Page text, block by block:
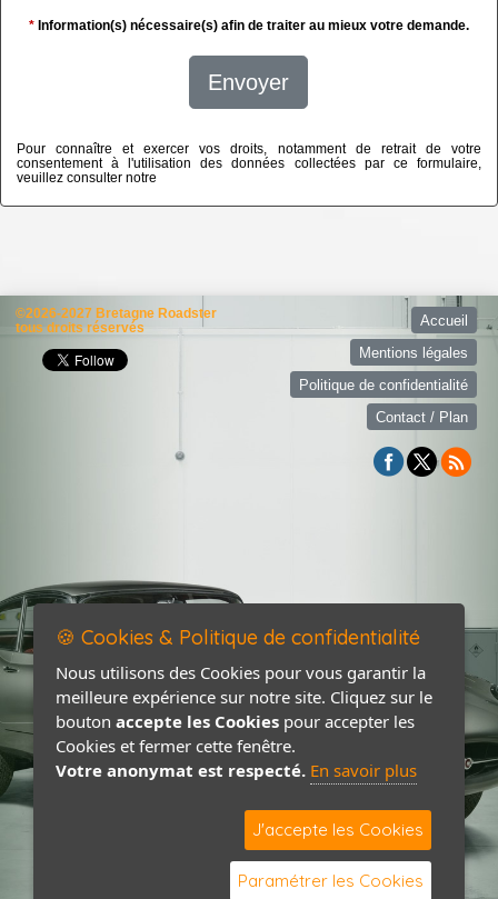
* Information(s) nécessaire(s) afin de traiter au mieux votre demande.
Envoyer
Pour connaître et exercer vos droits, notamment de retrait de votre
consentement à l'utilisation des données collectées par ce formulaire,
veuillez consulter notre
©2026-2027 Bretagne Roadster
tous droits réservés
Accueil
Mentions légales
Politique de confidentialité
Contact / Plan
🍪 Cookies & Politique de confidentialité
Nous utilisons des Cookies pour vous garantir la
meilleure expérience sur notre site. Cliquez sur le
bouton accepte les Cookies pour accepter les
Cookies et fermer cette fenêtre.
Votre anonymat est respecté. En savoir plus
J'accepte les Cookies
Paramétrer les Cookies